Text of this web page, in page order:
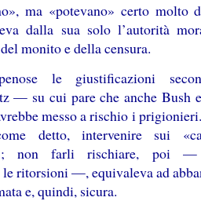
ma «potevano» certo molto
dalla sua solo l’autorità
monito e della censura.
le giustificazioni
— su cui pare che anche Bush
messo a rischio i
detto, intervenire sui
non farli rischiare, poi
le ritorsioni —, equivaleva ad
e, quindi, sicura.